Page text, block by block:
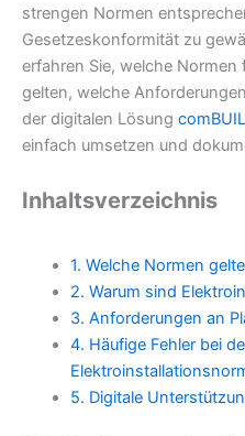
strengen Normen
Gesetzeskonformität zu
erfahren Sie, welche Normen
gelten, welche
der digitalen Lösung
einfach umsetzen und
Inhaltsverzeichnis
1. Welche Normen
2. Warum sind
3. Anforderungen an
4. Häufige Fehler bei
5. Digitale